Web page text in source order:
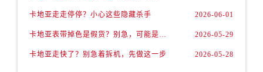
卡地亚走走停停？小心这些隐藏杀手 2026-06-01
卡地亚表带掉色是假货？别急，可能是这些日常习惯惹的祸 2026-05-29
卡地亚走快了？别急着拆机，先做这一步 2026-05-28